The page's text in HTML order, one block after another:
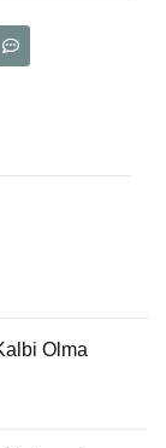
dosyalar/
Olma